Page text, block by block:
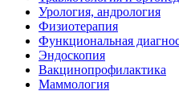
Урология, андрология
Физиотерапия
Функциональная
Эндоскопия
Вакцинопрофилактика
Маммология